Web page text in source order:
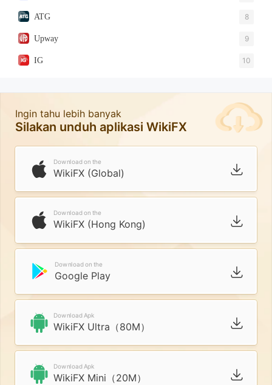
ATG 8
Upway 9
IG 10
Ingin tahu lebih banyak
Silakan unduh aplikasi WikiFX
Download on the
WikiFX (Global)
Download on the
WikiFX (Hong Kong)
Download on the
Google Play
Download Apk
WikiFX Ultra（80M）
Download Apk
WikiFX Mini（20M）